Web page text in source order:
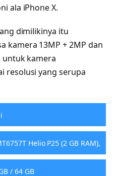
ala iPhone X.
dimilikinya itu
kamera 13MP + 2MP dan
untuk kamera
resolusi yang serupa
Helio P25 (2 GB RAM),
P22 (3/6 GB RAM)
/ 64 GB